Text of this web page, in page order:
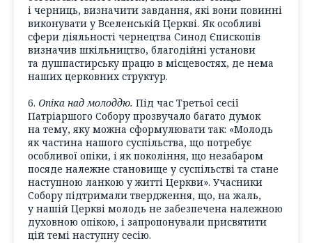
і черниць, визначити завдання, які вони повинні
виконувати у Вселенській Церкві. Як особливі
сфери діяльності чернецтва Синод Єпископів
визначив шкільництво, благодійні установи
та душпастирську працю в місцевостях, де нема
наших церковних структур.
6. Опіка над молоддю. Під час Третьої сесії
Патріаршого Собору прозвучало багато думок
на тему, яку можна сформулювати так: «Молодь
як частина нашого суспільства, що потребує
особливої опіки, і як покоління, що незабаром
посяде належне становище у суспільстві та стане
наступною ланкою у житті Церкви». Учасники
Собору підтримали твердження, що, на жаль,
у нашій Церкві молодь не забезпечена належною
духовною опікою, і запропонували присвятити
цій темі наступну сесію.